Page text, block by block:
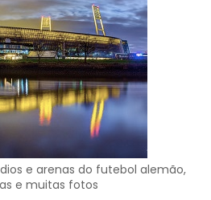
e arenas do futebol alemão,
e muitas fotos